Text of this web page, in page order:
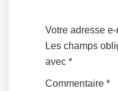
Votre adresse
Les champs
avec*
Commentaire*